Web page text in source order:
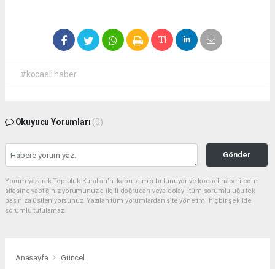
#kocaeli haber
Okuyucu Yorumları (0)
Gönder
Yorum yazarak Topluluk Kuralları’nı kabul etmiş bulunuyor ve kocaelihaberi.com
sitesine yaptığınız yorumunuzla ilgili doğrudan veya dolaylı tüm sorumluluğu tek
başınıza üstleniyorsunuz. Yazılan tüm yorumlardan site yönetimi hiçbir şekilde
sorumlu tutulamaz.
Anasayfa Güncel